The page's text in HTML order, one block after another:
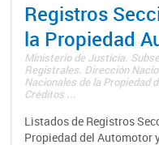
Registros
la Propiedad
Ministerio de Justicia.
Registrales. Dirección
Nacionales de la Propiedad
Créditos ...
Listados de Registros
Propiedad del Automotor